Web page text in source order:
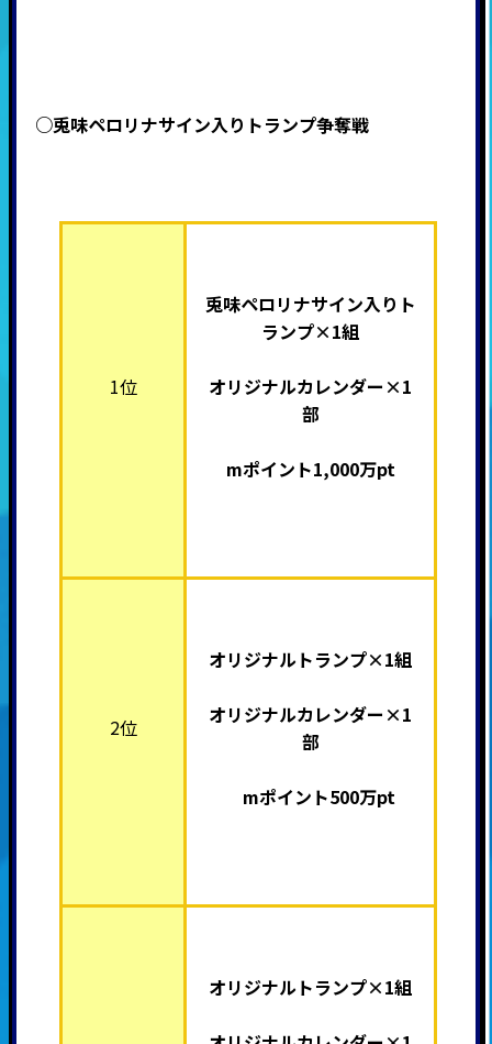
○兎味ペロリナサイン入りトランプ争奪戦
1位
兎味ペロリナサイン入りト
ランプ×1組
オリジナルカレンダー×1
部
mポイント1,000万pt
2位
オリジナルトランプ×1組
オリジナルカレンダー×1
部
mポイント500万pt
オリジナルトランプ×1組